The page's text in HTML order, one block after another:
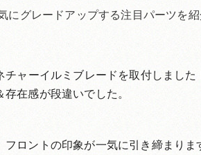
にグレードアップする注目パーツを紹
ャーイルミブレードを取付しました
在感が段違いでした。
ロントの印象が一気に引き締まりま